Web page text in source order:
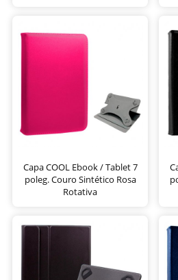
Capa COOL Ebook / Tablet 7
poleg. Couro Sintético Rosa
Rotativa